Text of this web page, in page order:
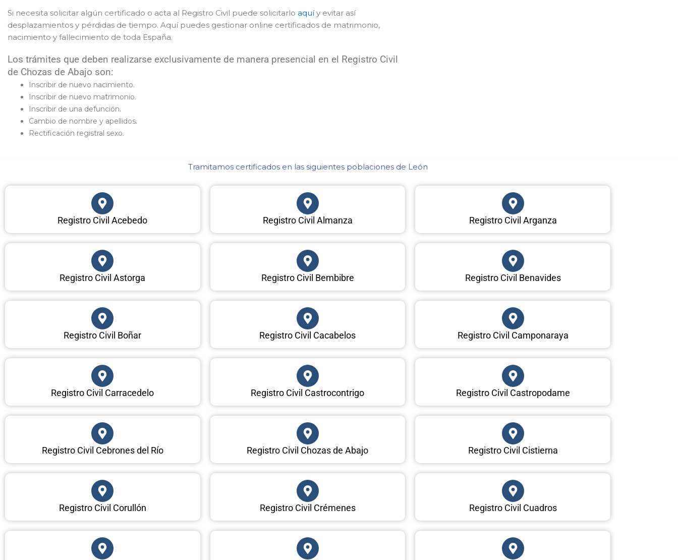
Si necesita solicitar algún certificado o acta al Registro Civil puede solicitarlo aquíy evitar así
desplazamientos y pérdidas de tiempo. Aquí puedes gestionar online certificados de matrimonio,
nacimiento y fallecimiento de toda España.
Los trámites que deben realizarse exclusivamente de manera presencial en el Registro Civil
de Chozas de Abajo son:
Inscribir de nuevo nacimiento.
Inscribir de nuevo matrimonio.
Inscribir de una defunción.
Cambio de nombre y apellidos.
Rectificación registral sexo.
Tramitamos certificados en las siguientes poblaciones de León​
Registro Civil Acebedo Registro Civil Almanza Registro Civil Arganza
Registro Civil Astorga Registro Civil Bembibre Registro Civil Benavides
Registro Civil Boñar Registro Civil Cacabelos Registro Civil Camponaraya
Registro Civil Carracedelo Registro Civil Castrocontrigo Registro Civil Castropodame
Registro Civil Cebrones del Río Registro Civil Chozas de Abajo Registro Civil Cistierna
Registro Civil Corullón Registro Civil Crémenes Registro Civil Cuadros